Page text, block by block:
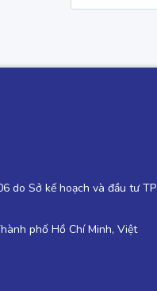
do Sở kế hoạch và đầu tư TP
phố Hồ Chí Minh, Việt